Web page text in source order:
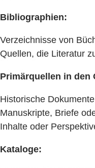
Bibliographien:
Verzeichnisse von
Quellen, die Literatur
Primärquellen in den
Historische
Manuskripte, Briefe
Inhalte oder
Kataloge: